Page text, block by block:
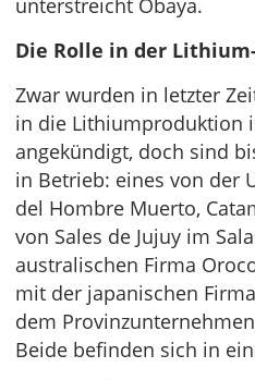
unterstreicht Obaya.
Die Rolle in der
Zwar wurden in letzter
in die Lithiumproduktion
angekündigt, doch sind
in Betrieb: eines von der
del Hombre Muerto,
von Sales de Jujuy im
australischen Firma
mit der japanischen
dem
Beide befinden sich in